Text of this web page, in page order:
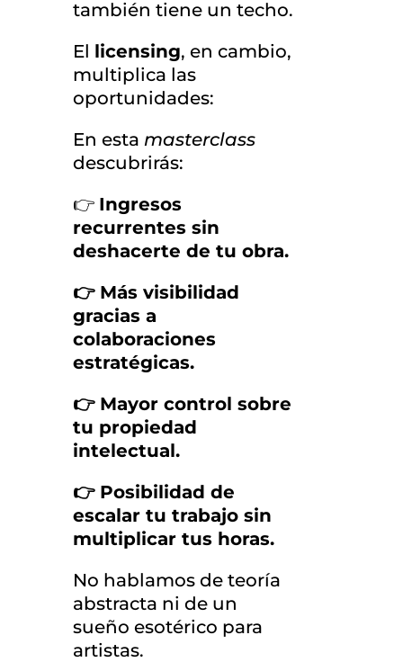
también tiene un techo.
El licensing, en cambio,
multiplica las
oportunidades:
En esta masterclass
descubrirás:
👉 Ingresos
recurrentes sin
deshacerte de tu obra.
👉 Más visibilidad
gracias a
colaboraciones
estratégicas.
👉 Mayor control sobre
tu propiedad
intelectual.
👉 Posibilidad de
escalar tu trabajo sin
multiplicar tus horas.
No hablamos de teoría
abstracta ni de un
sueño esotérico para
artistas.